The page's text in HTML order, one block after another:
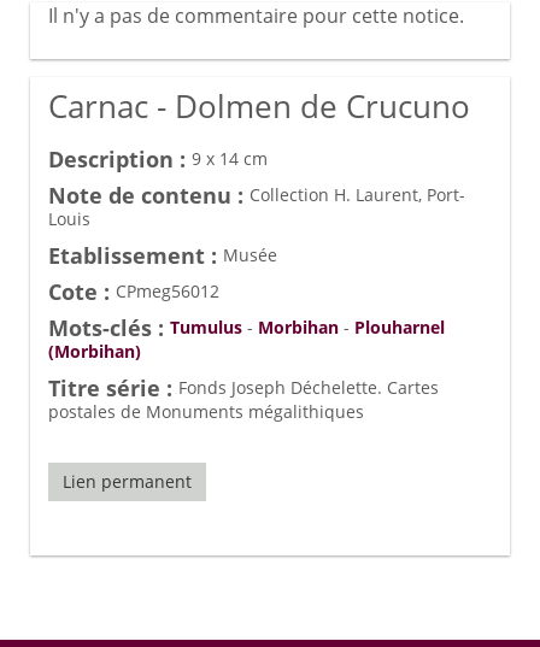
Il n'y a pas de commentaire pour cette notice.
Carnac - Dolmen de Crucuno
Description : 9 x 14 cm
Note de contenu : Collection H. Laurent, Port-
Louis
Etablissement : Musée
Cote : CPmeg56012
Mots-clés : Tumulus - Morbihan - Plouharnel
(Morbihan)
Titre série : Fonds Joseph Déchelette. Cartes
postales de Monuments mégalithiques
Lien permanent